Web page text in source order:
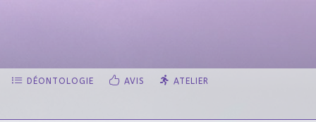
DÉONTOLOGIE AVIS ATELIER